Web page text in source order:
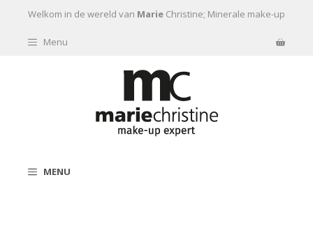
Ga naar de inhoud
Welkom in de wereld van Marie Christine; Minerale make-up
Menu
MENU